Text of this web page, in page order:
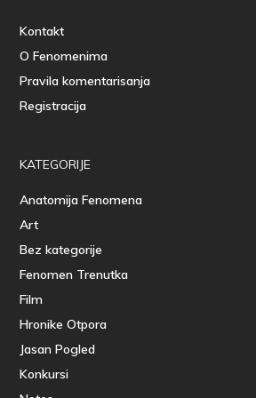
Kontakt
O Fenomenima
Pravila komentarisanja
Registracija
KATEGORIJE
Anatomija Fenomena
Art
Bez kategorije
Fenomen Trenutka
Film
Hronike Otpora
Jasan Pogled
Konkursi